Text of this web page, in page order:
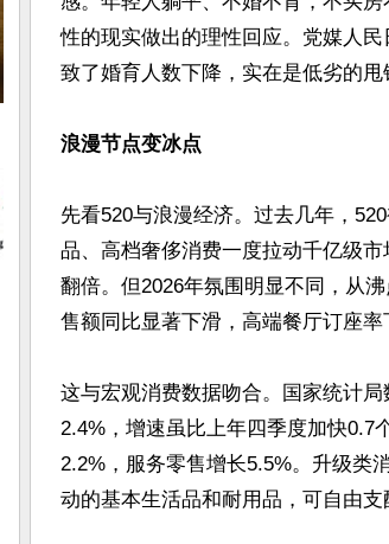
性的现实做出的理性回应。党媒人
致了婚育人数下降，实在是低劣的甩
浪漫节点变冰点
先看520与浪漫经济。过去几年，
品、高档奢侈消费一度拉动千亿级
翻倍。但2026年氛围明显不同，从
售额同比显著下滑，高端餐厅订座率
这与宏观消费数据吻合。国家统计
2.4%，增速虽比上年四季度加快0.7
2.2%，服务零售增长5.5%。升级类
动的基本生活品和耐用品，可自由支